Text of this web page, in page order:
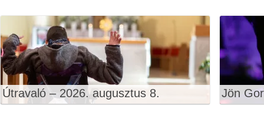
Útravaló – 2026. augusztus 8. Jön